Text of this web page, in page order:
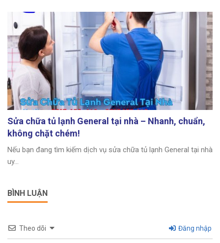
Sửa chữa tủ lạnh General tại nhà – Nhanh, chuẩn,
không chặt chém!
Nếu bạn đang tìm kiếm dịch vụ sửa chữa tủ lạnh General tại nhà
uy...
BÌNH LUẬN
Theo dõi Đăng nhập